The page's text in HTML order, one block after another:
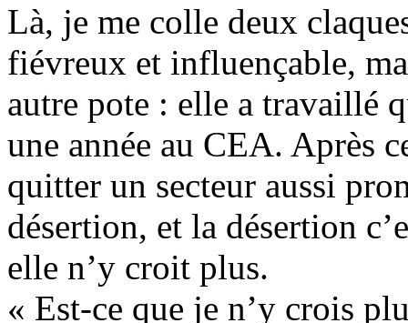
Là, je me colle deux
fiévreux et influençable,
autre pote : elle a travaillé
une année au CEA. Après
quitter un secteur aussi
désertion, et la désertion
elle n’y croit plus.
« Est-ce que je n’y crois